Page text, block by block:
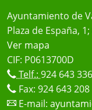
Ayuntamiento de
Plaza de España,
Ver mapa
CIF: P0613700D
Telf.: 924 643 336
Fax: 924 643 208
E-mail: